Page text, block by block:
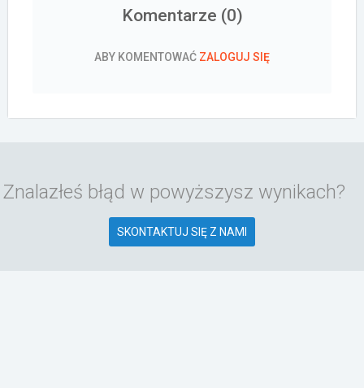
Komentarze (0)
ABY KOMENTOWAĆ ZALOGUJ SIĘ
Znalazłeś błąd w powyższysz wynikach?
SKONTAKTUJ SIĘ Z NAMI